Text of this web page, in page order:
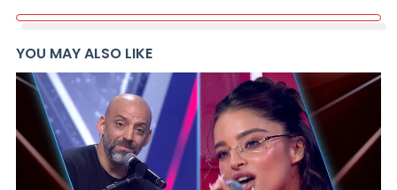
YOU MAY ALSO LIKE